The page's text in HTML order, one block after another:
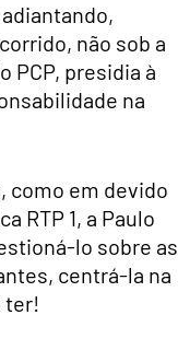
não sob a
PCP, presidia à
na
como em devido
RTP 1, a Paulo
lo sobre as
centrá-la na
ter!